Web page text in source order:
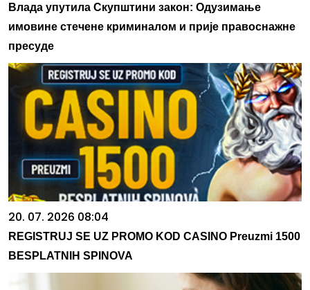
Влада упутила Скупштини закон: Одузимање
имовине стечене криминалом и прије правоснажне
пресуде
20. 07. 2026 08:04
REGISTRUJ SE UZ PROMO KOD CASINO Preuzmi 1500
BESPLATNIH SPINOVA